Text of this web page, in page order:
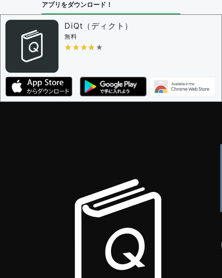
アプリをダウンロード！
DiQt（ディクト）
無料
★★★★★
★★★★★